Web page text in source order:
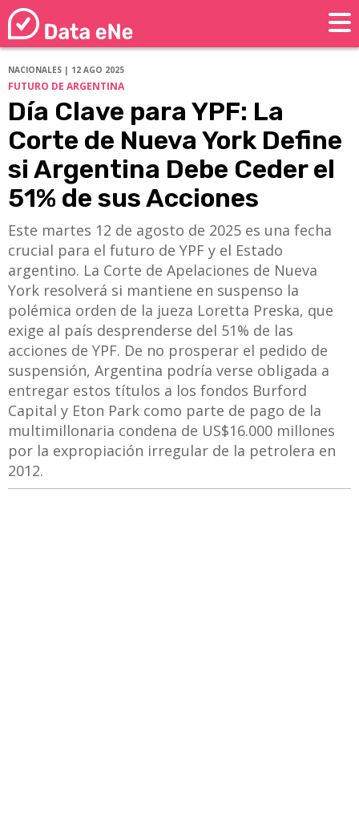
NACIONALES | 12 AGO 2025
FUTURO DE ARGENTINA
Día Clave para YPF: La
Corte de Nueva York Define
si Argentina Debe Ceder el
51% de sus Acciones
Este martes 12 de agosto de 2025 es una fecha
crucial para el futuro de YPF y el Estado
argentino. La Corte de Apelaciones de Nueva
York resolverá si mantiene en suspenso la
polémica orden de la jueza Loretta Preska, que
exige al país desprenderse del 51% de las
acciones de YPF. De no prosperar el pedido de
suspensión, Argentina podría verse obligada a
entregar estos títulos a los fondos Burford
Capital y Eton Park como parte de pago de la
multimillonaria condena de US$16.000 millones
por la expropiación irregular de la petrolera en
2012.